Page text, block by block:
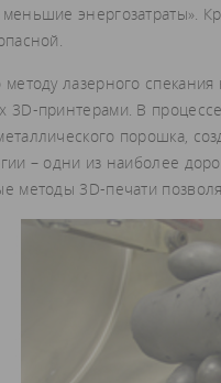
энергозатраты».
методу лазерного
3D-принтерами. В
порошка,
– одни из наиболее
методы 3D-печати